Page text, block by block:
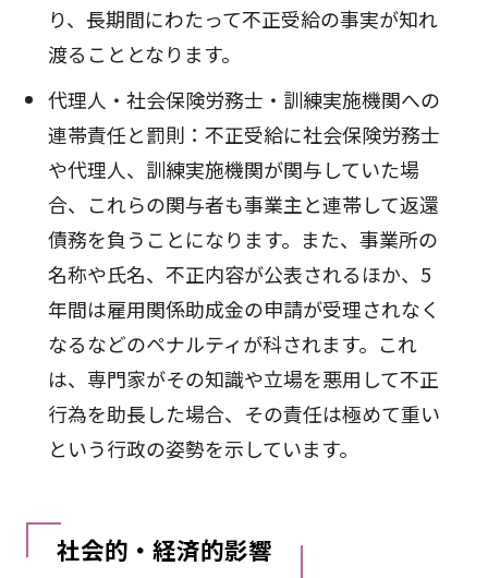
り、長期間にわたって不正受給の事実が知れ
渡ることとなります。
代理人・社会保険労務士・訓練実施機関への
連帯責任と罰則：不正受給に社会保険労務士
や代理人、訓練実施機関が関与していた場
合、これらの関与者も事業主と連帯して返還
債務を負うことになります。また、事業所の
名称や氏名、不正内容が公表されるほか、5
年間は雇用関係助成金の申請が受理されなく
なるなどのペナルティが科されます。これ
は、専門家がその知識や立場を悪用して不正
行為を助長した場合、その責任は極めて重い
という行政の姿勢を示しています。
社会的・経済的影響